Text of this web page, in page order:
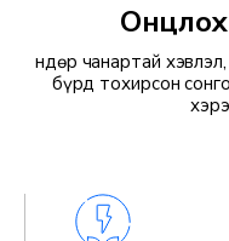
Өндөр чанартай
бүрд тохирсон